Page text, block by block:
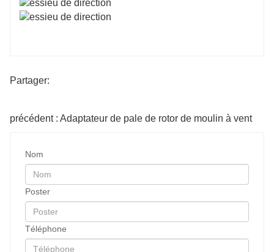
Partager:
précédent : Adaptateur de pale de rotor de moulin à vent
Nom
Poster
Téléphone